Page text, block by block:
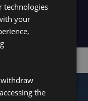
technologies
your
withdraw
the